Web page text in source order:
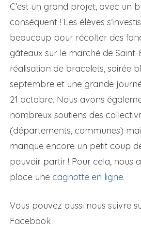
C’est un grand projet, avec un
conséquent ! Les élèves
beaucoup pour récolter des
gâteaux sur le marché de Saint-
réalisation de bracelets, soirée
septembre et une grande
21 octobre. Nous avons
nombreux soutiens des
(départements, communes)
manque encore un petit coup
pouvoir partir ! Pour cela, nous
place une cagnotte en ligne.
Vous pouvez aussi nous suivre
Facebook :